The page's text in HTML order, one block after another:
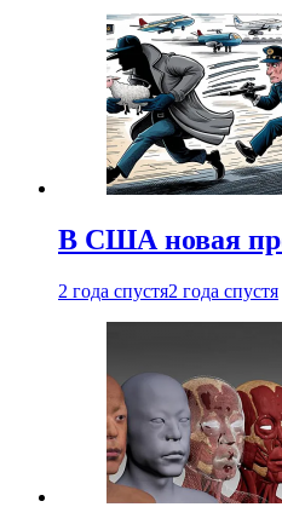
В США новая
2 года спустя2 года спустя